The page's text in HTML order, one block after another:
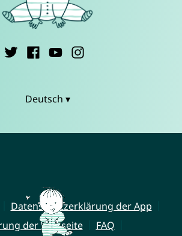
Deutsch ▾
Datenschutzerklärung der App
der Webseite
FAQ